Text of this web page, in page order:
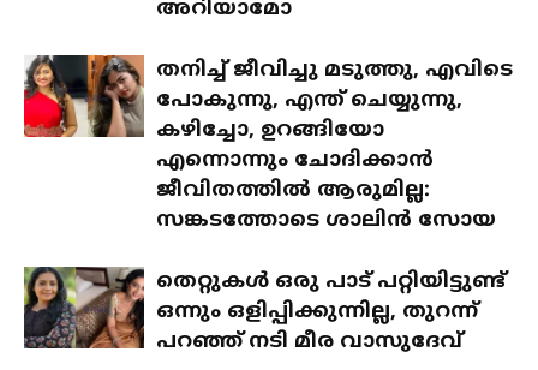
അറിയാമോ
തനിച്ച് ജീവിച്ചു മടുത്തു, എവിടെ
പോകുന്നു, എന്ത് ചെയ്യുന്നു,
കഴിച്ചോ, ഉറങ്ങിയോ
എന്നൊന്നും ചോദിക്കാൻ
ജീവിതത്തിൽ ആരുമില്ല:
സങ്കടത്തോടെ ശാലിൻ സോയ
തെറ്റുകൾ ഒരു പാട് പറ്റിയിട്ടുണ്ട്
ഒന്നും ഒളിപ്പിക്കുന്നില്ല, തുറന്ന്
പറഞ്ഞ് നടി മീര വാസുദേവ്